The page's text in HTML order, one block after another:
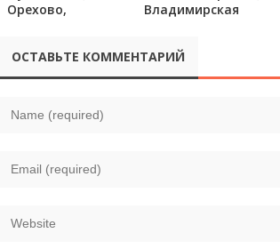
Орехово,
Владимирская
ОСТАВЬТЕ КОММЕНТАРИЙ